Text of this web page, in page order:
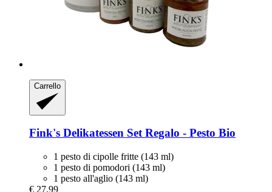
Carrello
Fink's Delikatessen Set Regalo -​ Pesto Bio
1 pesto di cipolle fritte (143 ml)
1 pesto di pomodori (143 ml)
1 pesto all'aglio (143 ml)
€ 27,99